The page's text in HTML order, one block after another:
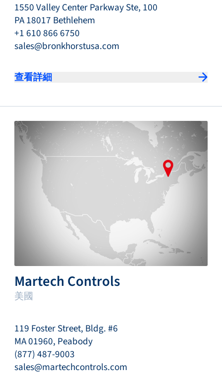
1550 Valley Center Parkway Ste, 100
PA 18017 Bethlehem
+1 610 866 6750
sales@bronkhorstusa.com
查看詳細
Martech Controls
美國
119 Foster Street, Bldg. #6
MA 01960, Peabody
(877) 487-9003
sales@martechcontrols.com